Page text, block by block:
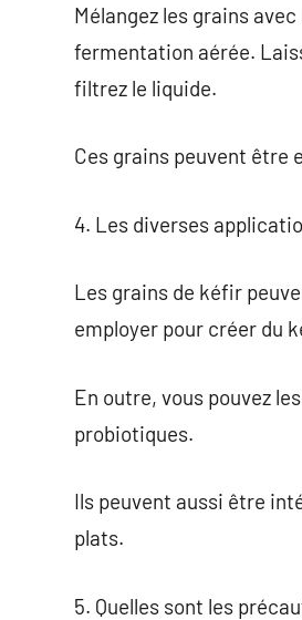
Mélangez les grains
fermentation aérée.
filtrez le liquide.
Ces grains peuvent être
4. Les diverses
Les grains de kéfir
employer pour créer du
En outre, vous pouvez
probiotiques.
Ils peuvent aussi être
plats.
5. Quelles sont les